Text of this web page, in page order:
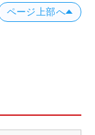
ページ上部へ